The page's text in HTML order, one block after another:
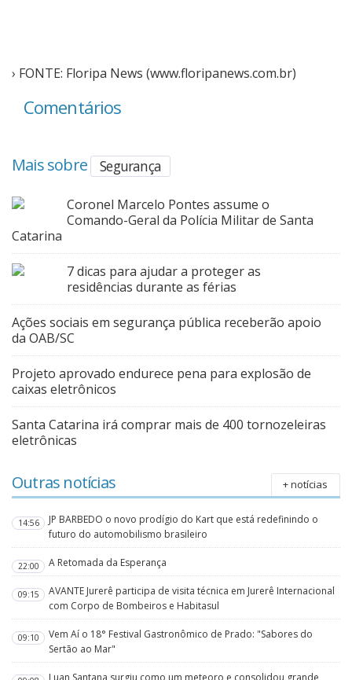
› FONTE: Floripa News (www.floripanews.com.br)
Comentários
Mais sobre Segurança
Coronel Marcelo Pontes assume o
Comando-Geral da Polícia Militar de Santa
Catarina
7 dicas para ajudar a proteger as
residências durante as férias
Ações sociais em segurança pública receberão apoio
da OAB/SC
Projeto aprovado endurece pena para explosão de
caixas eletrônicos
Santa Catarina irá comprar mais de 400 tornozeleiras
eletrônicas
Outras notícias + notícias
14:56
JP BARBEDO o novo prodígio do Kart que está redefinindo o
futuro do automobilismo brasileiro
22:00 A Retomada da Esperança
09:15
AVANTE Jurerê participa de visita técnica em Jurerê Internacional
com Corpo de Bombeiros e Habitasul
09:10
Vem Aí o 18° Festival Gastronômico de Prado: "Sabores do
Sertão ao Mar"